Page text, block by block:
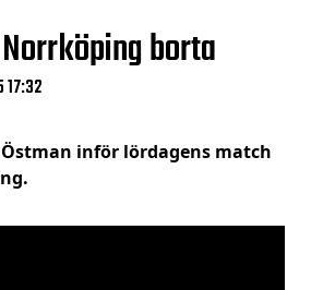
borta
inför lördagens match